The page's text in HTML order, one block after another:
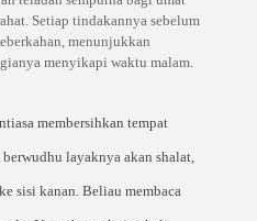
Setiap tindakannya sebelum
menunjukkan
menyikapi waktu malam.
membersihkan tempat
layaknya akan shalat,
sisi kanan. Beliau membaca